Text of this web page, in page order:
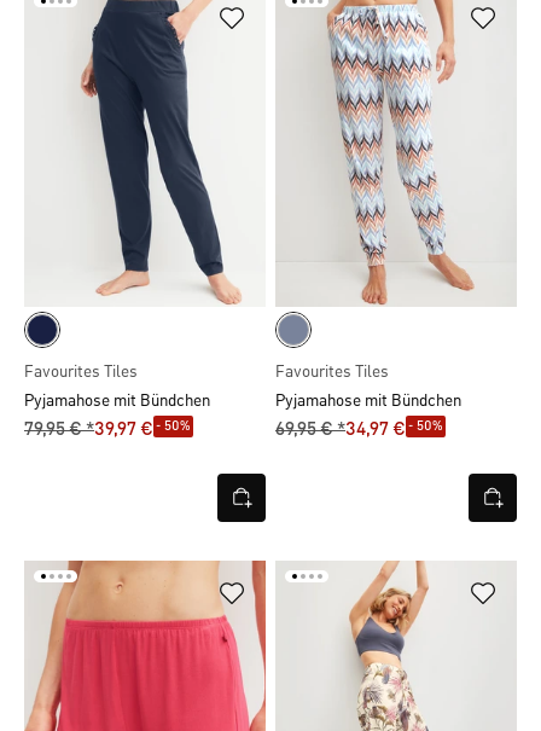
Favourites Tiles
Pyjamahose mit Bündchen
79,95 € *39,97 € - 50%
Favourites Tiles
Pyjamahose mit Bündchen
69,95 € *34,97 € - 50%